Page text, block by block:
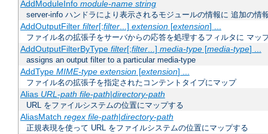
AddModuleInfo module-name string
server-info ハンドラにより表示されるモジュールの情報に 追加の情
AddOutputFilter filter[;filter...] extension[extension] ...
ファイル名の拡張子をサーバからの応答を処理するフィルタに マッ
AddOutputFilterByType filter[;filter...] media-type[media-type] ...
assigns an output filter to a particular media-type
AddType MIME-type extension[extension] ...
ファイル名の拡張子を指定されたコンテントタイプにマップ
Alias URL-path file-path|directory-path
URL をファイルシステムの位置にマップする
AliasMatch regex file-path|directory-path
正規表現を使って URL をファイルシステムの位置にマップする